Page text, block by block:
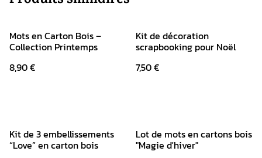
Mots en Carton Bois –
Collection Printemps
8,90 €
Kit de décoration
scrapbooking pour Noël
7,50 €
Kit de 3 embellissements
“Love” en carton bois
Lot de mots en cartons bois
"Magie d'hiver"